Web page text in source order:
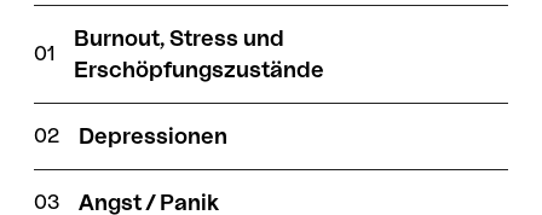
Burnout, Stress und
Erschöpfungszustände
Depressionen
Angst / Panik